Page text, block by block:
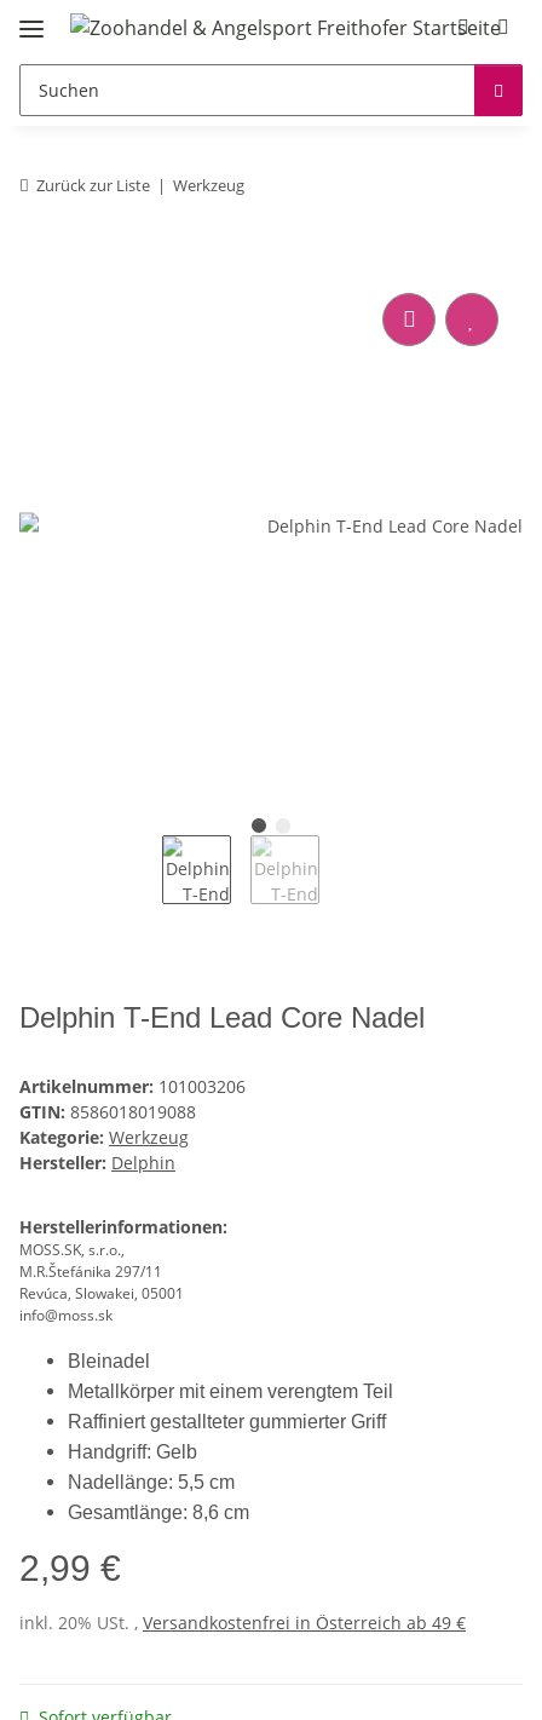
Zurück zur Liste Werkzeug
Delphin T-End Lead Core Nadel
Artikelnummer: 101003206
GTIN: 8586018019088
Kategorie: Werkzeug
Hersteller: Delphin
Herstellerinformationen:
MOSS.SK, s.r.o.,
M.R.Štefánika 297/11
Revúca, Slowakei, 05001
info@moss.sk
Bleinadel
Metallkörper mit einem verengtem Teil
Raffiniert gestallteter gummierter Griff
Handgriff: Gelb
Nadellänge: 5,5 cm
Gesamtlänge: 8,6 cm
2,99 €
inkl. 20% USt. , Versandkostenfrei in Österreich ab 49 €